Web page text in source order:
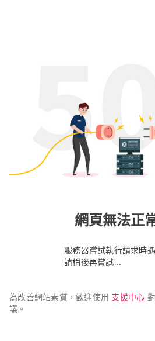
網頁無法正
服務器嘗試執行請求時
請稍後再嘗試...
為改善網站素質，歡迎使用 支援中心
議。